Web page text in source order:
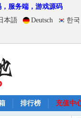
服务端，游戏源码
本語 Deutsch 한
排行榜 充值中